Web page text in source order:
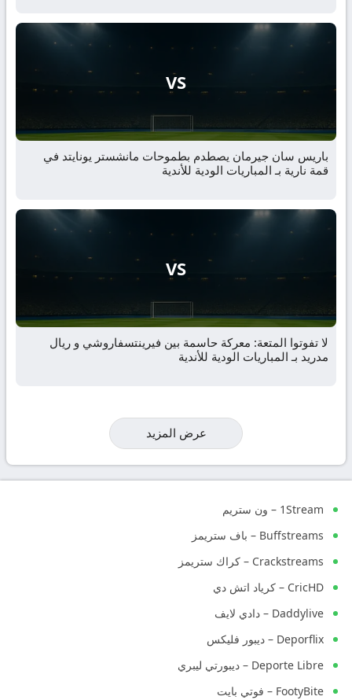
VS
باريس سان جيرمان يصطدم بطموحات مانشستر يونايتد في
قمة نارية بـ المباريات الودية للأندية
VS
لا تفوتوا المتعة: معركة حاسمة بين فيرينتسفاروشي و ريال
مدريد بـ المباريات الودية للأندية
عرض المزيد
1Stream – ون ستريم
Buffstreams – باف ستريمز
Crackstreams – كراك ستريمز
CricHD – كرياد اتش دي
Daddylive – دادي لايف
Deporflix – ديبور فليكس
Deporte Libre – ديبورتي ليبري
FootyBite – فوتي بايت